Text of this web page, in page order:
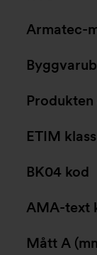
Armatec-
ETIM
BK04 kod
AMA-text
Mått A